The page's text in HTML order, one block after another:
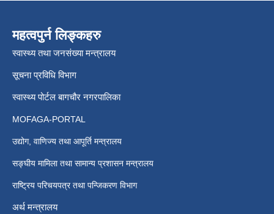
महत्वपुर्न लिङ्कहरु
स्वास्थ्य तथा जनसंख्या मन्त्रालय
सूचना प्रविधि विभाग
स्वास्थ्य पोर्टल बागचौर नगरपालिका
MOFAGA-PORTAL
उद्योग, वाणिज्य तथा आपूर्ति मन्त्रालय
सङ्घीय मामिला तथा सामान्य प्रशासन मन्त्रालय
राष्ट्रिय परिचयपत्र तथा पन्जिकरण विभाग
अर्थ मन्त्रालय